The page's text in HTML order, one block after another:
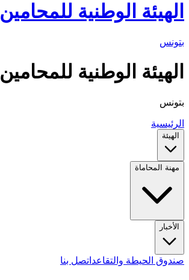
الهيئة الوطنية للمحامين
بتونس
الهيئة الوطنية للمحامين
بتونس
الرئيسية
الهيئة
مهنة المحاماة
الأخبار
صندوق الحيطة والتقاعد اتصل بنا